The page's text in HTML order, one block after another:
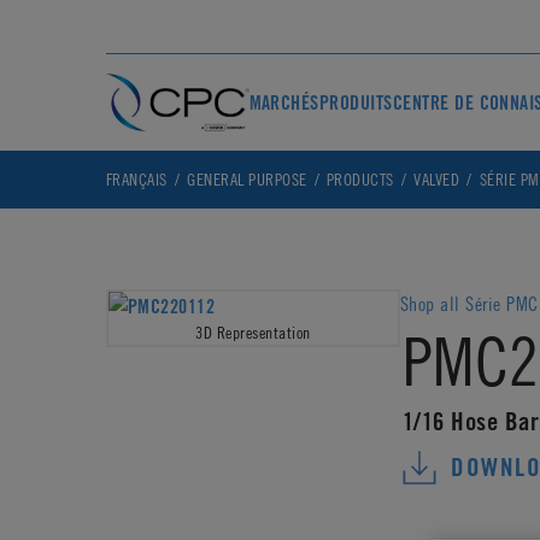
MARCHÉSPRODUITSCENTRE DE
FRANÇAIS GENERAL PURPOSE PRODUCTS VALVED SÉRIE
3D Representation
Shop all Série
1/16 Hose